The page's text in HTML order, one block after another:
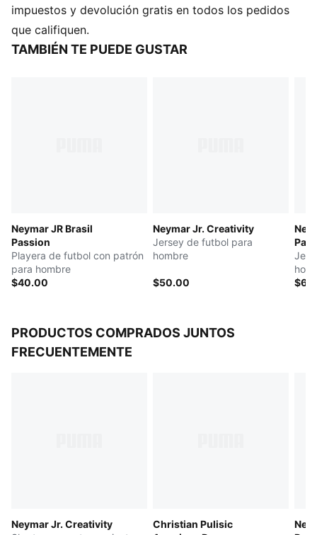
Corte: regular
Tipo de material principal: jersey simple
Cuello: redondo
impuestos y devolución gratis en todos los pedidos
que califiquen.
TAMBIÉN TE PUEDE GUSTAR
Neymar JR Brasil
Passion
Playera de futbol con patrón
para hombre
$40.00
Neymar Jr. Creativity
Jersey de futbol para
hombre
$50.00
PRODUCTOS COMPRADOS JUNTOS
FRECUENTEMENTE
Neymar Jr. Creativity
Christian Pulisic